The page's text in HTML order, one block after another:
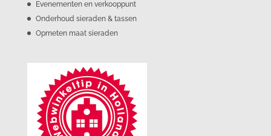
Evenementen en verkooppunt
Onderhoud sieraden & tassen
Opmeten maat sieraden